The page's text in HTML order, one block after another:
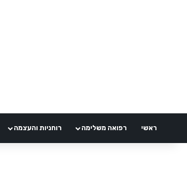
ראשי רפואה משלימה רוחניות והעצמה